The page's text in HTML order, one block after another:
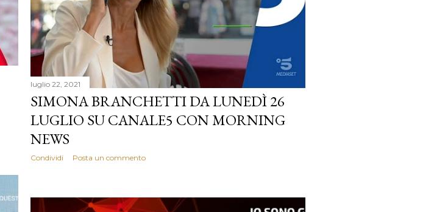
luglio 22, 2021
SIMONA BRANCHETTI DA LUNEDÌ 26
LUGLIO SU CANALE5 CON MORNING
NEWS
Condividi Posta un commento